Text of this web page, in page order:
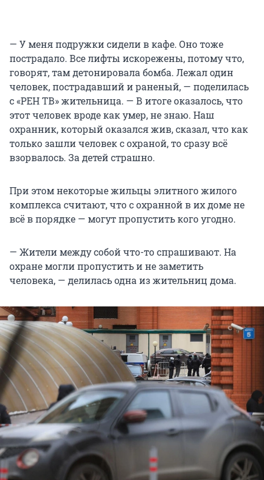
— У меня подружки сидели в кафе. Оно тоже
пострадало. Все лифты искорежены, потому что,
говорят, там детонировала бомба. Лежал один
человек, пострадавший и раненый, — поделилась
с «РЕН ТВ» жительница. — В итоге оказалось, что
этот человек вроде как умер, не знаю. Наш
охранник, который оказался жив, сказал, что как
только зашли человек с охраной, то сразу всё
взорвалось. За детей страшно.
При этом некоторые жильцы элитного жилого
комплекса считают, что с охранной в их доме не
всё в порядке — могут пропустить кого угодно.
— Жители между собой что-то спрашивают. На
охране могли пропустить и не заметить
человека, — делилась одна из жительниц дома.